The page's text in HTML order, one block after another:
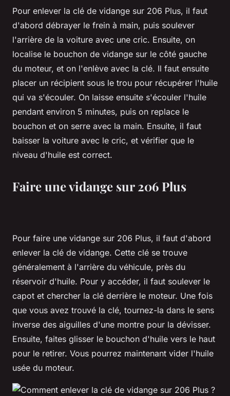
Pour enlever la clé de vidange sur 206 Plus, il faut
d'abord débrayer le frein à main, puis soulever
l'arrière de la voiture avec une cric. Ensuite, on
localise le bouchon de vidange sur le côté gauche
du moteur, et on l'enlève avec la clé. Il faut ensuite
placer un récipient sous le trou pour récupérer l'huile
qui va s'écouler. On laisse ensuite s'écouler l'huile
pendant environ 5 minutes, puis on replace le
bouchon et on serre avec la main. Ensuite, il faut
baisser la voiture avec le cric, et vérifier que le
niveau d'huile est correct.
Faire une vidange sur 206 Plus
Pour faire une vidange sur 206 Plus, il faut d'abord
enlever la clé de vidange. Cette clé se trouve
généralement à l'arrière du véhicule, près du
réservoir d'huile. Pour y accéder, il faut soulever le
capot et chercher la clé derrière le moteur. Une fois
que vous avez trouvé la clé, tournez-la dans le sens
inverse des aiguilles d'une montre pour la dévisser.
Ensuite, faites glisser le bouchon d'huile vers le haut
pour le retirer. Vous pourrez maintenant vider l'huile
usée du moteur.